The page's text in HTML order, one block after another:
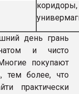
день грань
и чисто
покупают
тем более, что
практически